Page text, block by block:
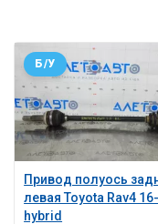
Привод полуось
левая Toyota Rav4
hybrid
Б/У